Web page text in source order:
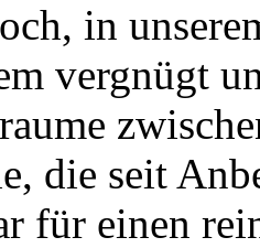
in
vergnügt
die seit
für einen